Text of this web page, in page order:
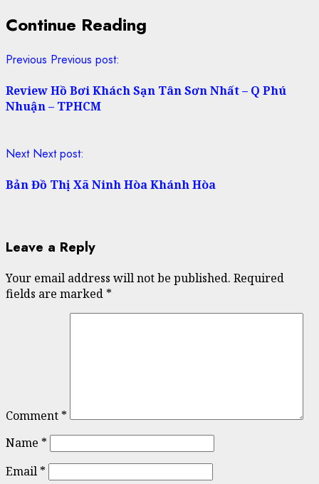
Continue Reading
Previous Previous post:
Review Hồ Bơi Khách Sạn Tân Sơn Nhất – Q Phú
Nhuận – TPHCM
Next Next post:
Bản Đồ Thị Xã Ninh Hòa Khánh Hòa
Leave a Reply
Your email address will not be published. Required
fields are marked *
Comment *
Name *
Email *